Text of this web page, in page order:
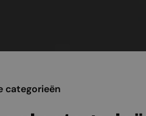
categorieën